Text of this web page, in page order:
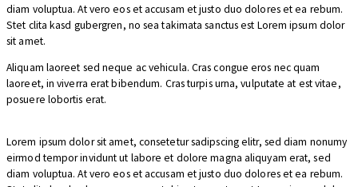
diam voluptua. At vero eos et accusam et justo duo dolores et ea rebum.
Stet clita kasd gubergren, no sea takimata sanctus est Lorem ipsum dolor
sit amet.
Aliquam laoreet sed neque ac vehicula. Cras congue eros nec quam
laoreet, in viverra erat bibendum. Cras turpis urna, vulputate at est vitae,
posuere lobortis erat.
Lorem ipsum dolor sit amet, consetetur sadipscing elitr, sed diam nonumy
eirmod tempor invidunt ut labore et dolore magna aliquyam erat, sed
diam voluptua. At vero eos et accusam et justo duo dolores et ea rebum.